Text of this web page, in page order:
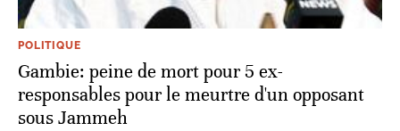
POLITIQUE
Gambie: peine de mort pour 5 ex-
responsables pour le meurtre d'un opposant
sous Jammeh